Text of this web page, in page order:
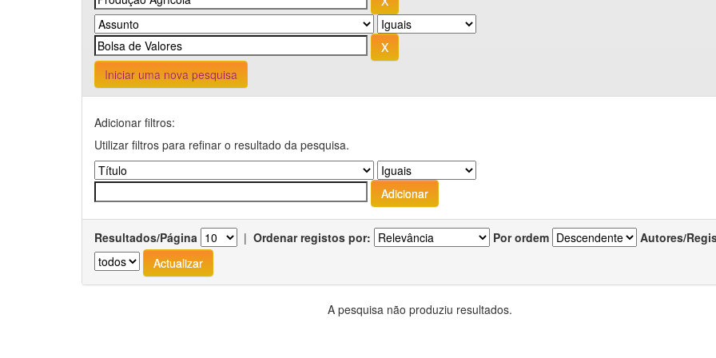
Iniciar uma nova pesquisa
Adicionar filtros:
Utilizar filtros para refinar o resultado da pesquisa.
Resultados/Página | Ordenar registos por: Por ordem Autores/
A pesquisa não produziu resultados.